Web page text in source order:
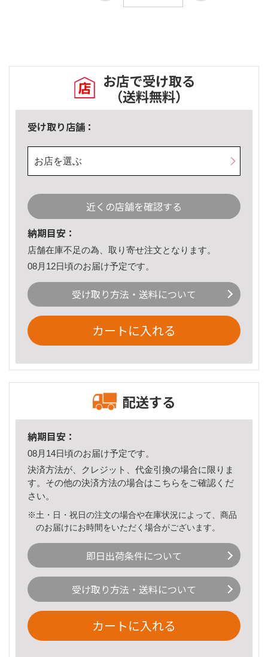
お店で受け取る
（送料無料）
受け取り店舗：
お店を選ぶ
近くの店舗を確認する
納期目安：
店舗在庫不足の為、取り寄せ注文となります。
08月12日頃のお届け予定です。
受け取り方法・送料について
カートに入れる
配送する
納期目安：
08月14日頃のお届け予定です。
決済方法が、クレジット、代金引換の場合に限りま
す。その他の決済方法の場合はこちら をご確認くだ
さい。
※土・日・祝日の注文の場合や在庫状況によって、商品
のお届けにお時間をいただく場合がございます。
即日出荷条件について
受け取り方法・送料について
カートに入れる